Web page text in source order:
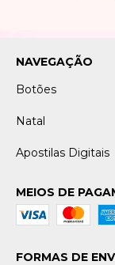
NAVEGAÇÃO
Botões
Natal
Apostilas Digitais
MEIOS DE
FORMAS DE